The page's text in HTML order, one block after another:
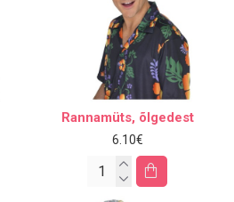
Rannamüts, õlgedest
6.10€